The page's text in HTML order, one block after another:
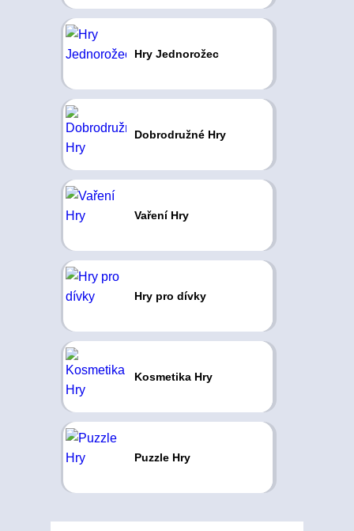
Hry Jednorožec
Dobrodružné Hry
Vaření Hry
Hry pro dívky
Kosmetika Hry
Puzzle Hry